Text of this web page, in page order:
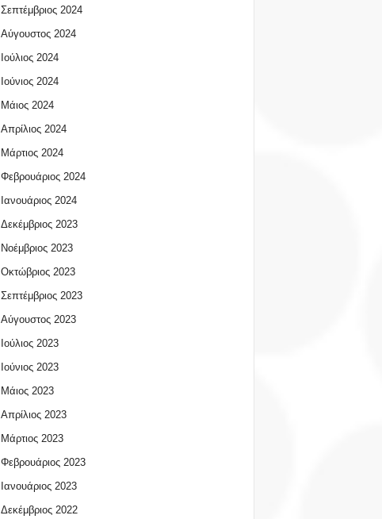
Σεπτέμβριος 2024
Αύγουστος 2024
Ιούλιος 2024
Ιούνιος 2024
Μάιος 2024
Απρίλιος 2024
Μάρτιος 2024
Φεβρουάριος 2024
Ιανουάριος 2024
Δεκέμβριος 2023
Νοέμβριος 2023
Οκτώβριος 2023
Σεπτέμβριος 2023
Αύγουστος 2023
Ιούλιος 2023
Ιούνιος 2023
Μάιος 2023
Απρίλιος 2023
Μάρτιος 2023
Φεβρουάριος 2023
Ιανουάριος 2023
Δεκέμβριος 2022